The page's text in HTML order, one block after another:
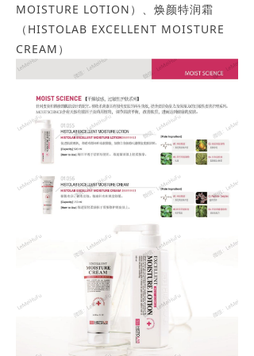
MOISTURE LOTION）、焕颜特润霜
（HISTOLAB EXCELLENT MOISTURE
CREAM）